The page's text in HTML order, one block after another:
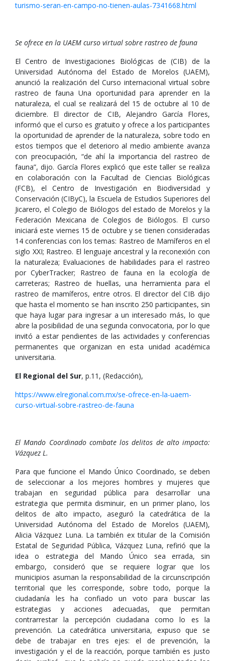
turismo-seran-en-campo-no-tienen-aulas-7341668.html
Se ofrece en la UAEM curso virtual sobre rastreo de fauna
El Centro de Investigaciones Biológicas de (CIB) de la
Universidad Autónoma del Estado de Morelos (UAEM),
anunció la realización del Curso internacional virtual sobre
rastreo de fauna Una oportunidad para aprender en la
naturaleza, el cual se realizará del 15 de octubre al 10 de
diciembre. El director de CIB, Alejandro García Flores,
informó que el curso es gratuito y ofrece a los participantes
la oportunidad de aprender de la naturaleza, sobre todo en
estos tiempos que el deterioro al medio ambiente avanza
con preocupación, “de ahí la importancia del rastreo de
fauna”, dijo. García Flores explicó que este taller se realiza
en colaboración con la Facultad de Ciencias Biológicas
(FCB), el Centro de Investigación en Biodiversidad y
Conservación (CIByC), la Escuela de Estudios Superiores del
Jicarero, el Colegio de Biólogos del estado de Morelos y la
Federación Mexicana de Colegios de Biólogos. El curso
iniciará este viernes 15 de octubre y se tienen consideradas
14 conferencias con los temas: Rastreo de Mamíferos en el
siglo XXI; Rastreo. El lenguaje ancestral y la reconexión con
la naturaleza; Evaluaciones de habilidades para el rastreo
por CyberTracker; Rastreo de fauna en la ecología de
carreteras; Rastreo de huellas, una herramienta para el
rastreo de mamíferos, entre otros. El director del CIB dijo
que hasta el momento se han inscrito 250 participantes, sin
que haya lugar para ingresar a un interesado más, lo que
abre la posibilidad de una segunda convocatoria, por lo que
invitó a estar pendientes de las actividades y conferencias
permanentes que organizan en esta unidad académica
universitaria.
El Regional del Sur, p.11, (Redacción),
https://www.elregional.com.mx/se-ofrece-en-la-uaem-
curso-virtual-sobre-rastreo-de-fauna
El Mando Coordinado combate los delitos de alto impacto:
Vázquez L.
Para que funcione el Mando Único Coordinado, se deben
de seleccionar a los mejores hombres y mujeres que
trabajan en seguridad pública para desarrollar una
estrategia que permita disminuir, en un primer plano, los
delitos de alto impacto, aseguró la catedrática de la
Universidad Autónoma del Estado de Morelos (UAEM),
Alicia Vázquez Luna. La también ex titular de la Comisión
Estatal de Seguridad Pública, Vázquez Luna, refirió que la
idea o estrategia del Mando Único sea errada, sin
embargo, consideró que se requiere lograr que los
municipios asuman la responsabilidad de la circunscripción
territorial que les corresponde, sobre todo, porque la
ciudadanía les ha confiado un voto para buscar las
estrategias y acciones adecuadas, que permitan
contrarrestar la percepción ciudadana como lo es la
prevención. La catedrática universitaria, expuso que se
debe de trabajar en tres ejes: el de prevención, la
investigación y el de la reacción, porque también es justo